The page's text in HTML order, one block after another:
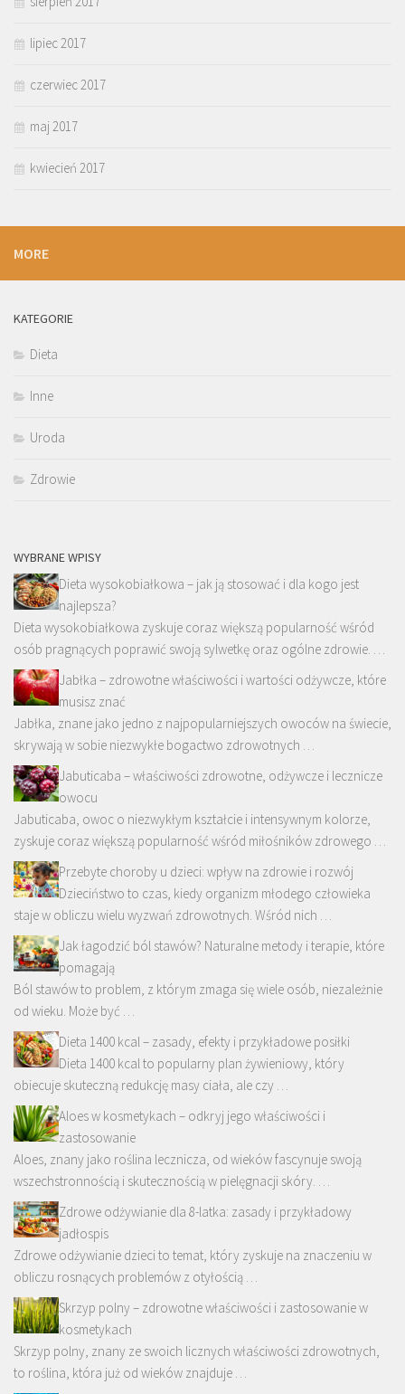
lipiec 2017
czerwiec 2017
maj 2017
kwiecień 2017
MORE
KATEGORIE
Dieta
Inne
Uroda
Zdrowie
WYBRANE WPISY
Dieta wysokobiałkowa – jak ją stosować i dla kogo jest
najlepsza?
Dieta wysokobiałkowa zyskuje coraz większą popularność wśród
osób pragnących poprawić swoją sylwetkę oraz ogólne zdrowie. …
Jabłka – zdrowotne właściwości i wartości odżywcze, które
musisz znać
Jabłka, znane jako jedno z najpopularniejszych owoców na świecie,
skrywają w sobie niezwykłe bogactwo zdrowotnych …
Jabuticaba – właściwości zdrowotne, odżywcze i lecznicze
owocu
Jabuticaba, owoc o niezwykłym kształcie i intensywnym kolorze,
zyskuje coraz większą popularność wśród miłośników zdrowego …
Przebyte choroby u dzieci: wpływ na zdrowie i rozwój
Dzieciństwo to czas, kiedy organizm młodego człowieka
staje w obliczu wielu wyzwań zdrowotnych. Wśród nich …
Jak łagodzić ból stawów? Naturalne metody i terapie, które
pomagają
Ból stawów to problem, z którym zmaga się wiele osób, niezależnie
od wieku. Może być …
Dieta 1400 kcal – zasady, efekty i przykładowe posiłki
Dieta 1400 kcal to popularny plan żywieniowy, który
obiecuje skuteczną redukcję masy ciała, ale czy …
Aloes w kosmetykach – odkryj jego właściwości i
zastosowanie
Aloes, znany jako roślina lecznicza, od wieków fascynuje swoją
wszechstronnością i skutecznością w pielęgnacji skóry. …
Zdrowe odżywianie dla 8-latka: zasady i przykładowy
jadłospis
Zdrowe odżywianie dzieci to temat, który zyskuje na znaczeniu w
obliczu rosnących problemów z otyłością …
Skrzyp polny – zdrowotne właściwości i zastosowanie w
kosmetykach
Skrzyp polny, znany ze swoich licznych właściwości zdrowotnych,
to roślina, która już od wieków znajduje …